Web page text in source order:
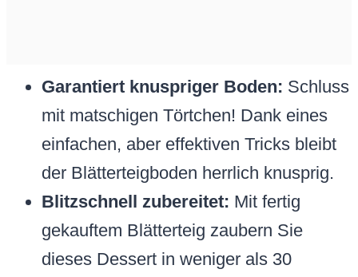
Garantiert knuspriger Boden: Schluss
mit matschigen Törtchen! Dank eines
einfachen, aber effektiven Tricks bleibt
der Blätterteigboden herrlich knusprig.
Blitzschnell zubereitet: Mit fertig
gekauftem Blätterteig zaubern Sie
dieses Dessert in weniger als 30